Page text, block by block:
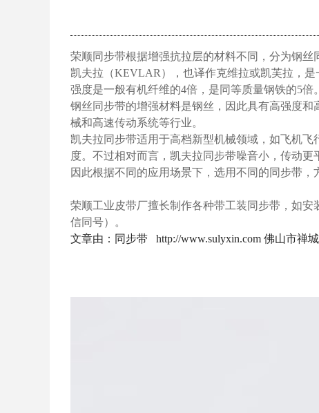
荣顺同步带根据增强抗拉层的材料不同，分为钢
凯夫拉（KEVLAR ），也译作克维拉或凯芙拉，
强度是一般有机纤维的4倍，是同等质量钢铁的5倍。
钢丝同步带的增强材料是钢丝，因此具有高强度
械和高速传动系统等行业。
凯夫拉同步带适用于高档新型机械领域，如飞机
度。不过相对而言，凯夫拉同步带噪音小，传动更
因此根据不同的应用场景下，选用不同的同步带，
荣顺工业皮带厂擅长制作各种带工装同步带，如安
信同号）。
文章由：同步带 http://www.sulyxin.com 佛山市禅